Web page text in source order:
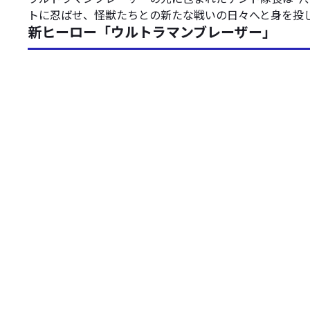
トに忍ばせ、怪獣たちとの新たな戦いの日々へと身を投
新ヒーロー「ウルトラマンブレーザー」